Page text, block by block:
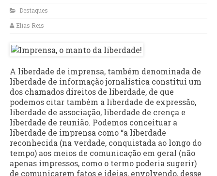
Destaques
Elias Reis
A liberdade de imprensa, também denominada de
liberdade de informação jornalística constitui um
dos chamados direitos de liberdade, de que
podemos citar também a liberdade de expressão,
liberdade de associação, liberdade de crença e
liberdade de reunião. Podemos conceituar a
liberdade de imprensa como “a liberdade
reconhecida (na verdade, conquistada ao longo do
tempo) aos meios de comunicação em geral (não
apenas impressos, como o termo poderia sugerir)
de comunicarem fatos e ideias, envolvendo, desse